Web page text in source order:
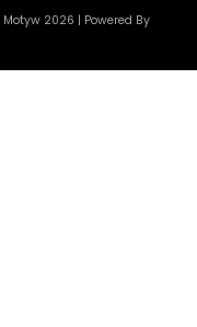
Motyw 2026 | Powered By